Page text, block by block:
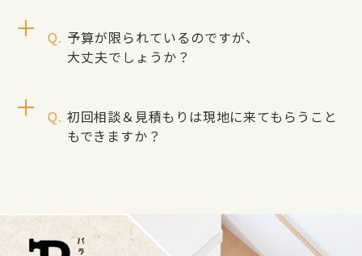
予算が限られているのですが、
大丈夫でしょうか？
初回相談＆見積もりは現地に来てもらうこと
もできますか？